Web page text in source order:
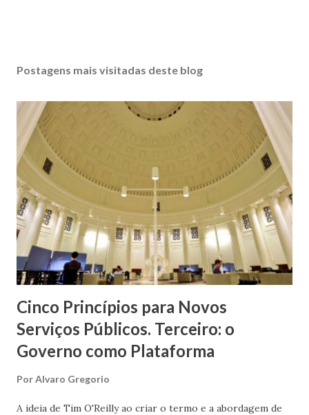
Postagens mais visitadas deste blog
Cinco Princípios para Novos
Serviços Públicos. Terceiro: o
Governo como Plataforma
PorAlvaro Gregorio
A ideia de Tim O'Reilly ao criar o termo e a abordagem de